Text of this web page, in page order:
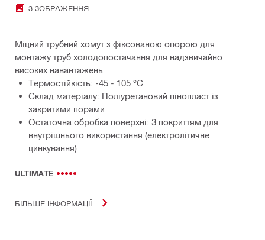
3 ЗОБРАЖЕННЯ
Міцний трубний хомут з фіксованою опорою для
монтажу труб холодопостачання для надзвичайно
високих навантажень
Термостійкість: -45 - 105 °C
Склад матеріалу: Поліуретановий пінопласт із
закритими порами
Остаточна обробка поверхні: З покриттям для
внутрішнього використання (електролітичне
цинкування)
ULTIMATE
БІЛЬШЕ ІНФОРМАЦІЇ